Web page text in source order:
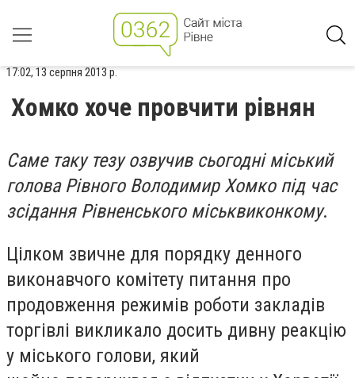
17:02, 13 серпня 2013 р.
Хомко хоче провчити рівнян
Саме таку тезу озвучив сьогодні міський
голова Рівного Володимир Хомко під час
зсідання Рівненського міськвиконкому.
Цілком звичне для порядку денного
виконавчого комітету питання про
продовження режимів роботи закладів
торгівлі викликало досить дивну реакцію
у міського голови, який